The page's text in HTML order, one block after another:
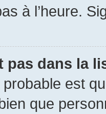
à l’heure.
pas dans la
est
que